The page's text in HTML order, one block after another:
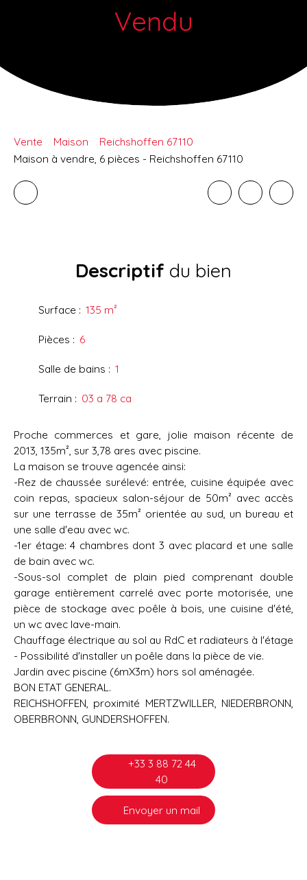
Vendu
Vente Maison
Reichshoffen 67110
Maison à vendre, 6 pièces - Reichshoffen 67110
Descriptif du bien
Surface : 135 m²
Pièces : 6
Salle de bains : 1
Terrain : 03 a 78 ca
Proche commerces et gare, jolie maison récente de
2013, 135m², sur 3,78 ares avec piscine.
La maison se trouve agencée ainsi:
-Rez de chaussée surélevé: entrée, cuisine équipée avec
coin repas, spacieux salon-séjour de 50m² avec accès
sur une terrasse de 35m² orientée au sud, un bureau et
une salle d'eau avec wc.
-1er étage: 4 chambres dont 3 avec placard et une salle
de bain avec wc.
-Sous-sol complet de plain pied comprenant double
garage entièrement carrelé avec porte motorisée, une
pièce de stockage avec poêle à bois, une cuisine d'été,
un wc avec lave-main.
Chauffage électrique au sol au RdC et radiateurs à l'étage
- Possibilité d'installer un poêle dans la pièce de vie.
Jardin avec piscine (6mX3m) hors sol aménagée.
BON ETAT GENERAL.
REICHSHOFFEN, proximité MERTZWILLER, NIEDERBRONN,
OBERBRONN, GUNDERSHOFFEN.
+33 3 88 72 44
40
Envoyer un mail